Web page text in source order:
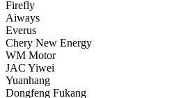
Firefly
Aiways
Everus
Chery New Energy
WM Motor
JAC Yiwei
Yuanhang
Dongfeng Fukang